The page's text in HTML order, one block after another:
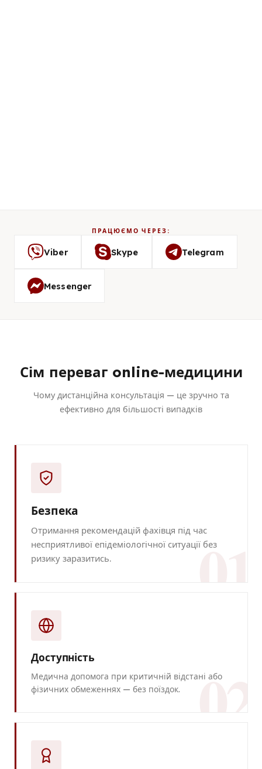
ПРАЦЮЄМО ЧЕРЕЗ:
Viber Skype Telegram
Messenger
Сім переваг online-медицини
Чому дистанційна консультація — це зручно та
ефективно для більшості випадків
01
Безпека
Отримання рекомендацій фахівця під час
несприятливої епідеміологічної ситуації без
ризику заразитись.
02
Доступність
Медична допомога при критичній відстані або
фізичних обмеженнях — без поїздок.